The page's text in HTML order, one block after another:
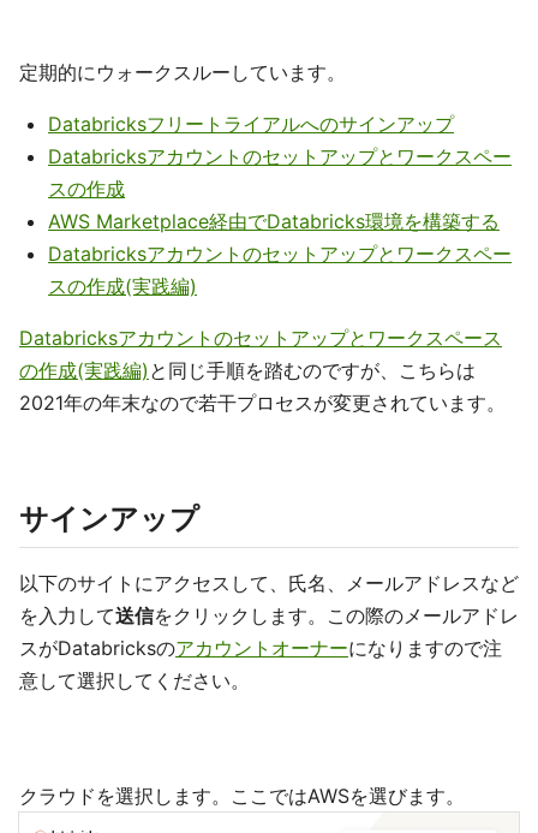
定期的にウォークスルーしています。
Databricksフリートライアルへのサインアップ
Databricksアカウントのセットアップとワークスペー
スの作成
AWS Marketplace経由でDatabricks環境を構築する
Databricksアカウントのセットアップとワークスペー
スの作成(実践編)
Databricksアカウントのセットアップとワークスペース
の作成(実践編) と同じ手順を踏むのですが、こちらは
2021年の年末なので若干プロセスが変更されています。
サインアップ
以下のサイトにアクセスして、氏名、メールアドレスなど
を入力して送信をクリックします。この際のメールアドレ
スがDatabricksのアカウントオーナーになりますので注
意して選択してください。
クラウドを選択します。ここではAWSを選びます。